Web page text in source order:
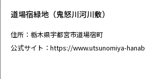
道場宿緑地（鬼怒川河川敷）
住所：栃木県宇都宮市道場宿町
公式サイト： https://www.utsunomiya-